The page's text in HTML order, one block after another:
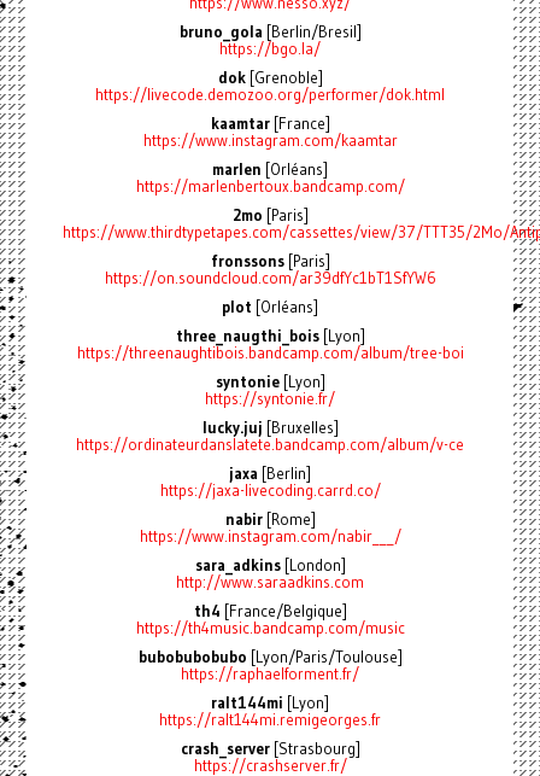
bruno_gola [Berlin/Bresil]
https://bgo.la/
dok[Grenoble]
https://livecode.demozoo.org/performer/dok.html
kaamtar[France]
https://www.instagram.com/kaamtar
marlen [Orléans]
https://marlenbertoux.bandcamp.com/
2mo [Paris]
https://www.thirdtypetapes.com/cassettes/view/37/TTT35/2Mo/
fronssons[Paris]
https://on.soundcloud.com/ar39dfYc1bT1SfYW6
plot [Orléans]
three_naugthi_bois[Lyon]
https://threenaughtibois.bandcamp.com/album/tree-boi
syntonie[Lyon]
https://syntonie.fr/
lucky.juj [Bruxelles]
https://ordinateurdanslatete.bandcamp.com/album/v-ce
jaxa [Berlin]
https://jaxa-livecoding.carrd.co/
nabir[Rome]
https://www.instagram.com/nabir___/
sara_adkins[London]
http://www.saraadkins.com
th4 [France/Belgique]
https://th4music.bandcamp.com/music
bubobubobubo [Lyon/Paris/Toulouse]
https://raphaelforment.fr/
ralt144mi [Lyon]
https://ralt144mi.remigeorges.fr
crash_server[Strasbourg]
https://crashserver.fr/